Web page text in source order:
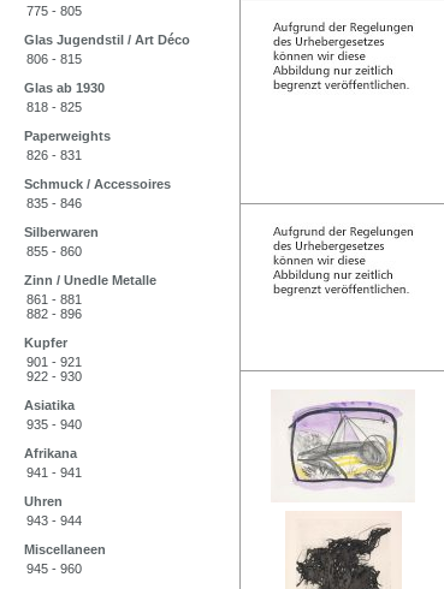
775 - 805
Glas Jugendstil / Art Déco
806 - 815
Glas ab 1930
818 - 825
Paperweights
826 - 831
Schmuck / Accessoires
835 - 846
Silberwaren
855 - 860
Zinn / Unedle Metalle
861 - 881
882 - 896
Kupfer
901 - 921
922 - 930
Asiatika
935 - 940
Afrikana
941 - 941
Uhren
943 - 944
Miscellaneen
945 - 960